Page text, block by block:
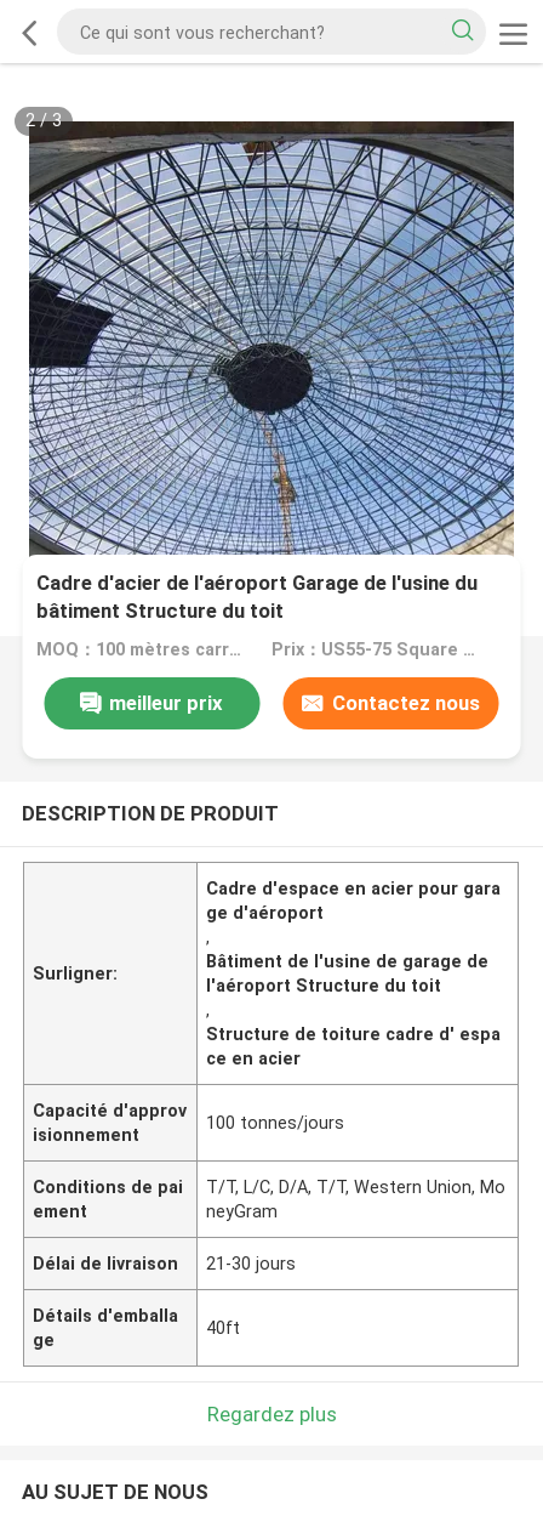
2/3
Cadre d'acier de l'aéroport Garage de l'usine du
bâtiment Structure du toit
MOQ：100 mètres carrés Prix：US55-75 Square Meters
meilleur prix Contactez nous
DESCRIPTION DE PRODUIT
Surligner:
Cadre d'espace en acier pour gara
ge d'aéroport
,
Bâtiment de l'usine de garage de
l'aéroport Structure du toit
,
Structure de toiture cadre d' espa
ce en acier
Capacité d'approv
isionnement
100 tonnes/jours
Conditions de pai
ement
T/T, L/C, D/A, T/T, Western Union, Mo
neyGram
Délai de livraison 21-30 jours
Détails d'emballa
ge
40ft
Regardez plus
AU SUJET DE NOUS